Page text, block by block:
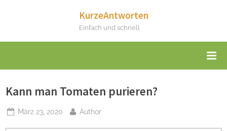
KurzeAntworten
Einfach und schnell
Kann man Tomaten purieren?
Posted
März 23, 2020 By
Author